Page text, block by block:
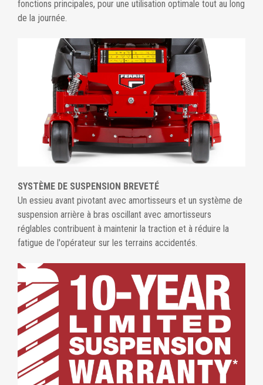
fonctions principales, pour une utilisation optimale tout au long
de la journée.
SYSTÈME DE SUSPENSION BREVETÉ
Un essieu avant pivotant avec amortisseurs et un système de
suspension arrière à bras oscillant avec amortisseurs
réglables contribuent à maintenir la traction et à réduire la
fatigue de l'opérateur sur les terrains accidentés.